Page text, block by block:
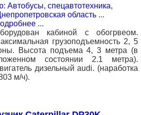
Автобусы, спецавтотехника,
область ...
...
кабиной с обогрвеом.
грузоподъемность 2, 5
Высота подъема 4, 3 метра (в
состоянии 2.1 метра).
дизельный audi. (наработка
м/ч).